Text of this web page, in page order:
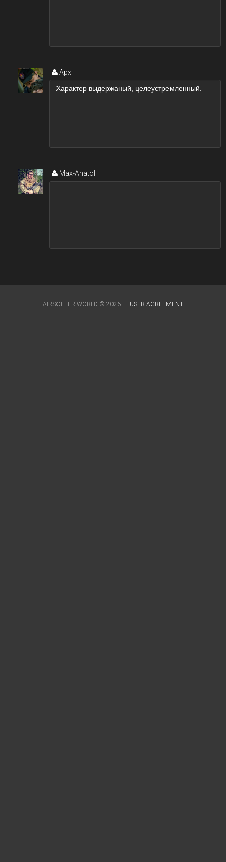
Apx
Max-Anatol
AIRSOFTER.WORLD © 2026 USER AGREEMENT